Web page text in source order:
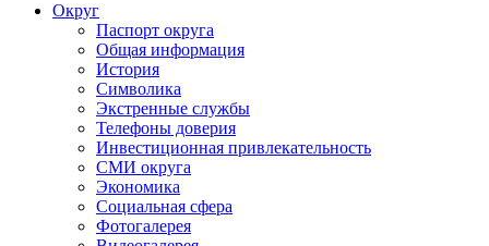
Округ
Паспорт округа
Общая информация
История
Символика
Экстренные службы
Телефоны доверия
Инвестиционная привлекательность
СМИ округа
Экономика
Социальная сфера
Фотогалерея